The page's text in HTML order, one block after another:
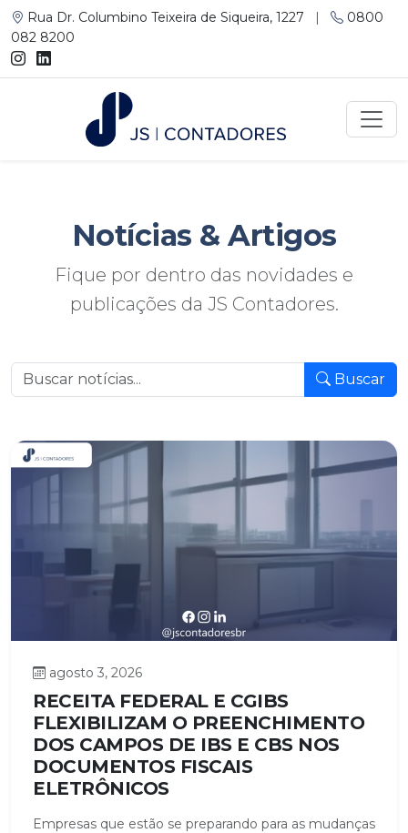
Rua Dr. Columbino Teixeira de Siqueira, 1227 |
0800
082 8200
Notícias & Artigos
Fique por dentro das novidades e
publicações da JS Contadores.
Buscar
agosto 3, 2026
RECEITA FEDERAL E CGIBS
FLEXIBILIZAM O PREENCHIMENTO
DOS CAMPOS DE IBS E CBS NOS
DOCUMENTOS FISCAIS
ELETRÔNICOS
Empresas que estão se preparando para as mudanças